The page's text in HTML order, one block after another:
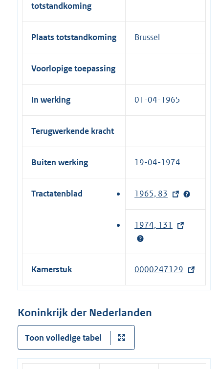
totstandkoming
Plaats totstandkoming Brussel
Voorlopige toepassing
In werking 01-04-1965
Terugwerkende kracht
Buiten werking 19-04-1974
Tractatenblad 1965, 83
e
x
n
e
1974, 131
x
t
r
n
Kamerstuk 0000247129
e
e
Koninkrijk der Nederlanden
Toon volledige tabel